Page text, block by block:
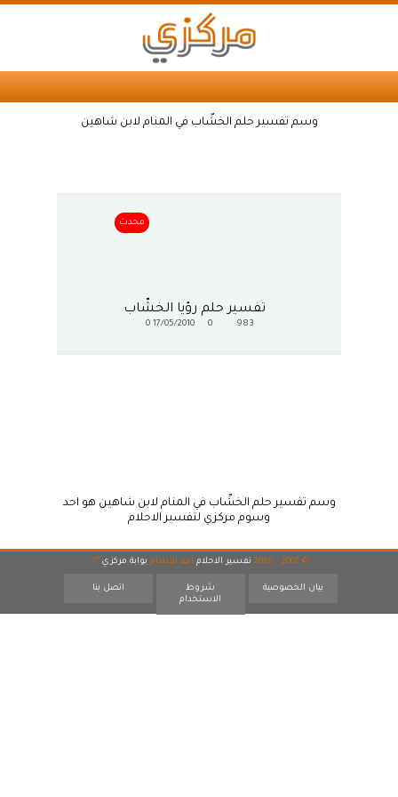
وسم تفسير حلم الخشّاب في المنام لابن شاهين
محدث
تفسير حلم رؤيا الخشّاب
983
17/05/2010
0
وسم تفسير حلم الخشّاب في المنام لابن شاهين هو احد
وسوم مركزي لتفسير الاحلام
© 2007 - 2026 تفسير الاحلام احد اقسام بوابة مركزي 17
بيان الخصوصية
شروط
الاستخدام
اتصل بنا